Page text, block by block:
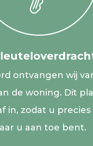
ontvangen wij
de woning. Dit
in, zodat u
u aan toe bent.